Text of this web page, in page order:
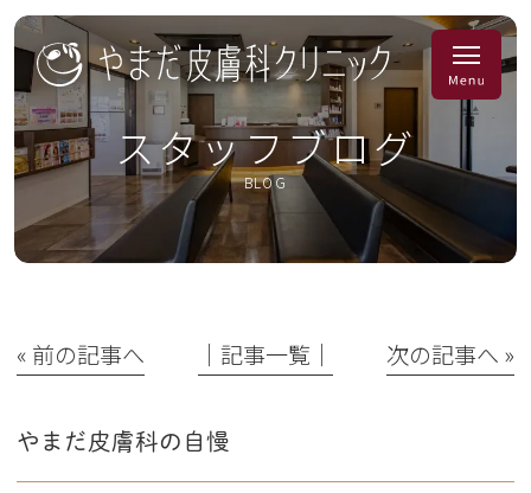
スタッフブログ
BLOG
« 前の記事へ │記事一覧│ 次の記事へ »
やまだ皮膚科の自慢